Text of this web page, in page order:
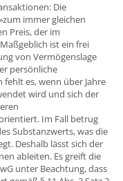
Die
immer gleichen
Preis, der im
ist ein frei
von Vermögenslage
persönliche
es, wenn über Jahre
wird und sich der
Im Fall betrug
Substanzwerts, was die
Deshalb lässt sich der
ableiten. Es greift die
unter Beachtung, dass